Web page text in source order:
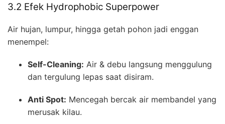
3.2 Efek Hydrophobic Superpower
Air hujan, lumpur, hingga getah pohon jadi enggan
menempel:
Self-Cleaning: Air & debu langsung menggulung
dan tergulung lepas saat disiram.
Anti Spot: Mencegah bercak air membandel yang
merusak kilau.